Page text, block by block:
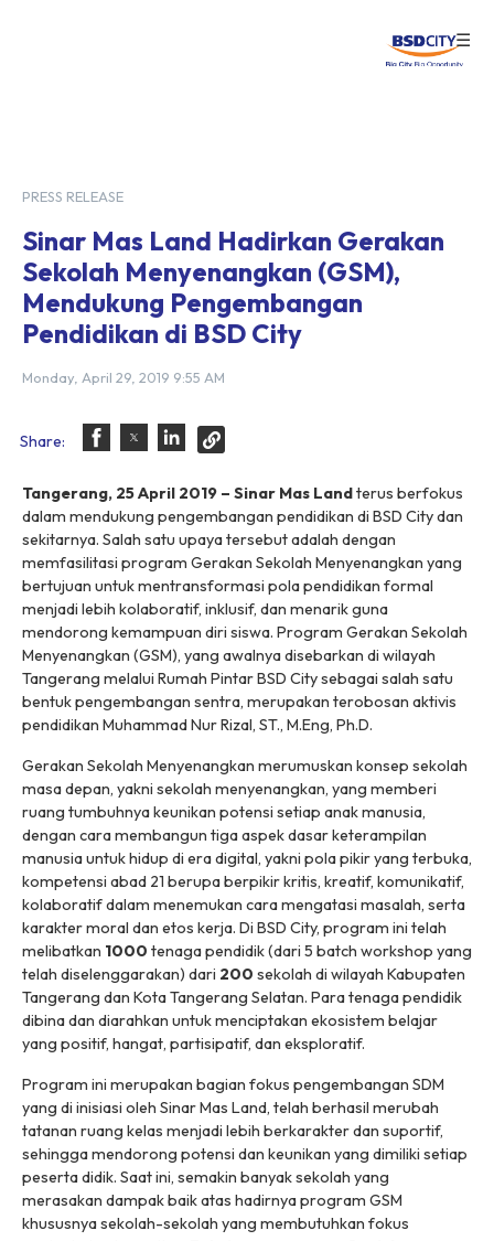
☰
PRESS RELEASE
Sinar Mas Land Hadirkan Gerakan
Sekolah Menyenangkan (GSM),
Mendukung Pengembangan
Pendidikan di BSD City
Monday, April 29, 2019 9:55 AM
Share:
Tangerang, 25 April 2019 – Sinar Mas Landterus berfokus
dalam mendukung pengembangan pendidikan di BSD City dan
sekitarnya. Salah satu upaya tersebut adalah dengan
memfasilitasi program Gerakan Sekolah Menyenangkan yang
bertujuan untuk mentransformasi pola pendidikan formal
menjadi lebih kolaboratif, inklusif, dan menarik guna
mendorong kemampuan diri siswa. Program Gerakan Sekolah
Menyenangkan (GSM), yang awalnya disebarkan di wilayah
Tangerang melalui Rumah Pintar BSD City sebagai salah satu
bentuk pengembangan sentra, merupakan terobosan aktivis
pendidikan Muhammad Nur Rizal, ST., M.Eng, Ph.D.
Gerakan Sekolah Menyenangkan merumuskan konsep sekolah
masa depan, yakni sekolah menyenangkan, yang memberi
ruang tumbuhnya keunikan potensi setiap anak manusia,
dengan cara membangun tiga aspek dasar keterampilan
manusia untuk hidup di era digital, yakni pola pikir yang terbuka,
kompetensi abad 21 berupa berpikir kritis, kreatif, komunikatif,
kolaboratif dalam menemukan cara mengatasi masalah, serta
karakter moral dan etos kerja. Di BSD City, program ini telah
melibatkan 1000 tenaga pendidik (dari 5 batch workshop yang
telah diselenggarakan) dari 200 sekolah di wilayah Kabupaten
Tangerang dan Kota Tangerang Selatan. Para tenaga pendidik
dibina dan diarahkan untuk menciptakan ekosistem belajar
yang positif, hangat, partisipatif, dan eksploratif.
Program ini merupakan bagian fokus pengembangan SDM
yang di inisiasi oleh Sinar Mas Land, telah berhasil merubah
tatanan ruang kelas menjadi lebih berkarakter dan suportif,
sehingga mendorong potensi dan keunikan yang dimiliki setiap
peserta didik. Saat ini, semakin banyak sekolah yang
merasakan dampak baik atas hadirnya program GSM
khususnya sekolah-sekolah yang membutuhkan fokus